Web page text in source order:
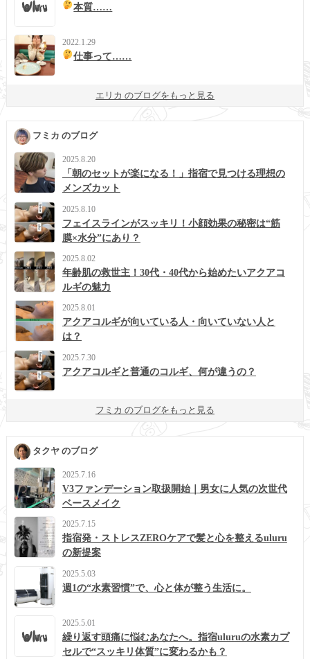
本質……
2022.1.29
仕事って……
エリカ のブログをもっと見る
フミカ のブログ
2025.8.20
「朝のセットが楽になる！」指宿で見つける理想の
メンズカット
2025.8.10
フェイスラインがスッキリ！小顔効果の秘密は“筋
膜×水分”にあり？
2025.8.02
年齢肌の救世主！30代・40代から始めたいアクアコ
ルギの魅力
2025.8.01
アクアコルギが向いている人・向いていない人と
は？
2025.7.30
アクアコルギと普通のコルギ、何が違うの？
フミカ のブログをもっと見る
タクヤ のブログ
2025.7.16
V3ファンデーション取扱開始｜男女に人気の次世代
ベースメイク
2025.7.15
指宿発・ストレスZEROケアで髪と心を整えるuluru
の新提案
2025.5.03
週1の“水素習慣”で、心と体が整う生活に。
2025.5.01
繰り返す頭痛に悩むあなたへ。指宿uluruの水素カプ
セルで“スッキリ体質”に変わるかも？